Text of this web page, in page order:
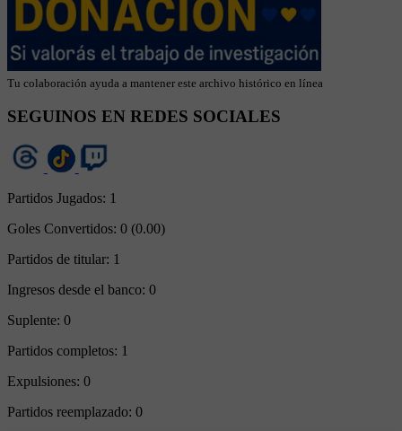
Tu colaboración ayuda a mantener este archivo histórico en línea
SEGUINOS EN REDES SOCIALES
Partidos Jugados: 1
Goles Convertidos: 0 (0.00)
Partidos de titular: 1
Ingresos desde el banco: 0
Suplente: 0
Partidos completos: 1
Expulsiones: 0
Partidos reemplazado: 0